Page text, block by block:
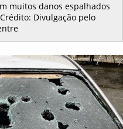
muitos danos espalhados
Divulgação pelo